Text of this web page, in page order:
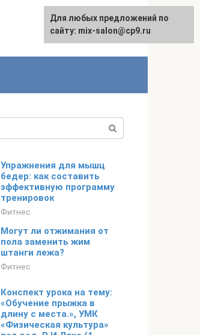
Упражнения для мышц
бедер: как составить
эффективную программу
тренировок
Фитнес
Могут ли отжимания от
пола заменить жим
штанги лежа?
Фитнес
Конспект урока на тему:
«Обучение прыжка в
длину с места.», УМК
«Физическая культура»
Для любых предложений по
сайту: mix-salon@cp9.ru